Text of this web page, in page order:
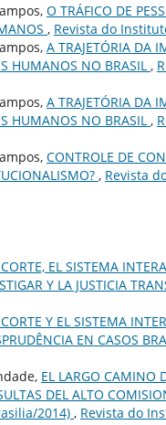
O TRÁFICO DE
, Revista do
A TRAJETÓRIA DA
HUMANOS NO BRASIL ,
A TRAJETÓRIA DA
HUMANOS NO BRASIL ,
CONTROLE DE
, Revista
EL SISTEMA
Y LA JUSTICIA
Y EL SISTEMA
EN CASOS
EL LARGO CAMINO
DEL ALTO
2014) , Revista do